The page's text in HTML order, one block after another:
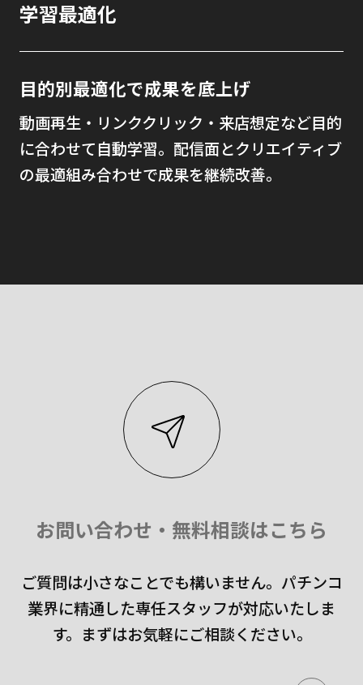
学習最適化
目的別最適化で成果を底上げ
動画再生・リンククリック・来店想定など目的
に合わせて自動学習。配信面とクリエイティブ
の最適組み合わせで成果を継続改善。
お問い合わせ・無料相談はこちら
ご質問は小さなことでも構いません。 パチンコ
業界に精通した専任スタッフが対応いたしま
す。 まずはお気軽にご相談ください。